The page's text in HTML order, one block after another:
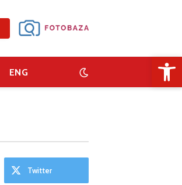
ENG
Twitter